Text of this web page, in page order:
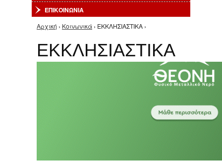
ΕΠΙΚΟΙΝΩΝΙΑ
Είστε εδώ
Αρχική › Κοινωνικά › EKKΛΗΣΙΑΣΤΙΚΑ ›
EKKΛΗΣΙΑΣΤΙΚΑ